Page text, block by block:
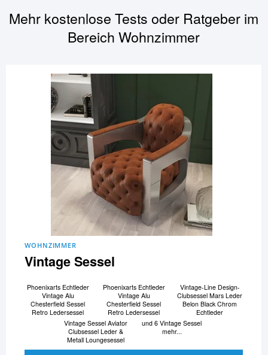
Mehr kostenlose Tests oder Ratgeber im
BereichWohnzimmer
WOHNZIMMER
Vintage Sessel
Phoenixarts Echtleder
Vintage Alu
Chesterfield Sessel
Retro Ledersessel
Phoenixarts Echtleder
Vintage Alu
Chesterfield Sessel
Retro Ledersessel
Vintage-Line Design-
Clubsessel Mars Leder
Belon Black Chrom
Echtleder
Vintage Sessel Aviator
Clubsessel Leder &
Metall Loungesessel
und 6 Vintage Sessel
mehr...